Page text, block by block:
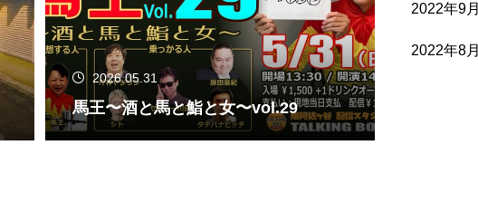
2026.05.31
馬王〜酒と馬と鮨と女〜vol.29
2022年9月
2022年8月